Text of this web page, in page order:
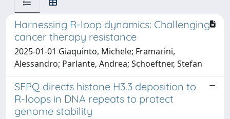
Harnessing R-loop dynamics: Challenging
cancer therapy resistance
2025-01-01 Giaquinto, Michele; Framarini,
Alessandro; Parlante, Andrea; Schoeftner, Stefan
SFPQ directs histone H3.3 deposition to
R-loops in DNA repeats to protect
genome stability